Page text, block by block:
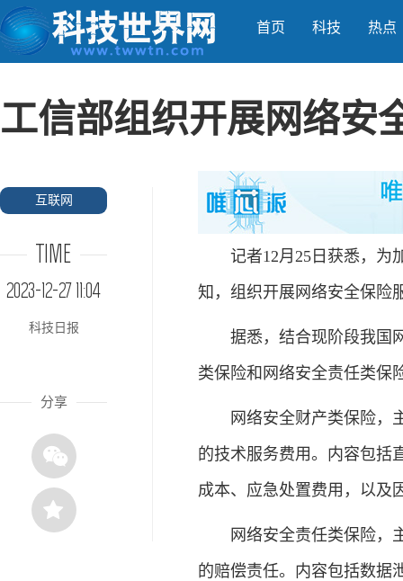
首页 科技 热点
工信部组织开展网络安
互联网
TIME
2023-12-27 11:04
科技日报
分享
记者12月25日获悉，为加
知，组织开展网络安全保险
据悉，结合现阶段我国网
类保险和网络安全责任类保
网络安全财产类保险，主
的技术服务费用。内容包括
成本、应急处置费用，以及
网络安全责任类保险，主
的赔偿责任。内容包括数据